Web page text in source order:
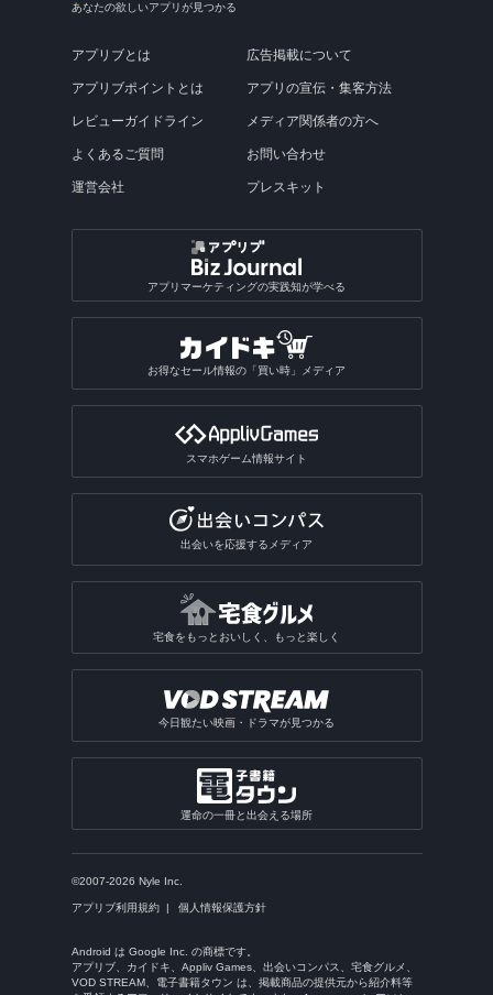
あなたの欲しいアプリが見つかる
アプリブとは
アプリブポイントとは
レビューガイドライン
よくあるご質問
運営会社
広告掲載について
アプリの宣伝・集客方法
メディア関係者の方へ
お問い合わせ
プレスキット
アプリマーケティングの実践知が学べる
お得なセール情報の「買い時」メディア
スマホゲーム情報サイト
出会いを応援するメディア
宅食をもっとおいしく、もっと楽しく
今日観たい映画・ドラマが見つかる
運命の一冊と出会える場所
©2007-2026 Nyle Inc.
アプリブ利用規約 個人情報保護方針
Android は Google Inc. の商標です。
アプリブ、カイドキ、Appliv Games、出会いコンパス、宅食グルメ、
VOD STREAM、電子書籍タウン は、掲載商品の提供元から紹介料等